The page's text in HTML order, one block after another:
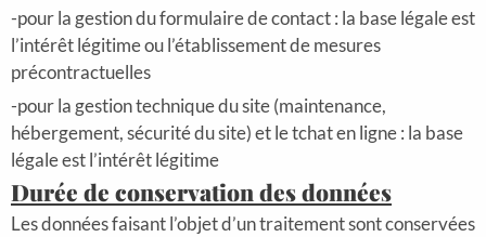
-pour la gestion du formulaire de contact : la base légale est
l’intérêt légitime ou l’établissement de mesures
précontractuelles
-pour la gestion technique du site (maintenance,
hébergement, sécurité du site) et le tchat en ligne : la base
légale est l’intérêt légitime
Durée de conservation des données
Les données faisant l’objet d’un traitement sont conservées